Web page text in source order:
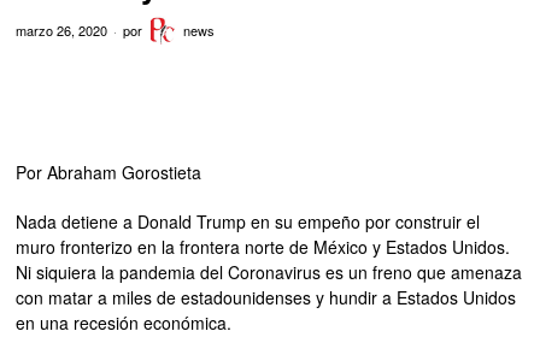
marzo 26, 2020 por news
Por Abraham Gorostieta
Nada detiene a Donald Trump en su empeño por construir el
muro fronterizo en la frontera norte de México y Estados Unidos.
Ni siquiera la pandemia del Coronavirus es un freno que amenaza
con matar a miles de estadounidenses y hundir a Estados Unidos
en una recesión económica.